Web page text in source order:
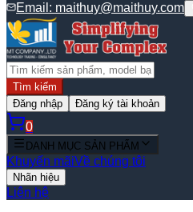
Email: maithuy@maithuy.com
Tìm kiếm
Đăng nhập
Đăng ký tài khoản
0
DANH MỤC SẢN PHẨM
Khuyến mãiVề chúng tôi
Nhãn hiệu
Liên hệ